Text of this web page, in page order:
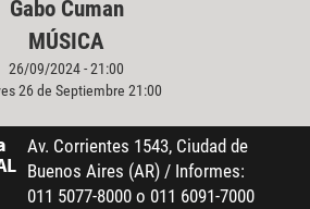
Gabo Cuman
MÚSICA
26/09/2024 - 21:00
26 de Septiembre 21:00
Av. Corrientes 1543, Ciudad de
Buenos Aires (AR) / Informes:
011 5077-8000 o 011 6091-7000